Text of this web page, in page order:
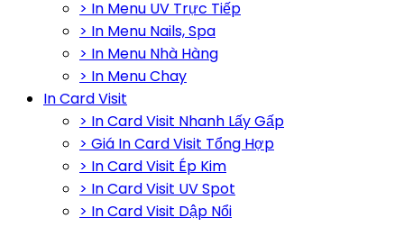
> In Menu UV Trực Tiếp
> In Menu Nails, Spa
> In Menu Nhà Hàng
> In Menu Chay
In Card Visit
> In Card Visit Nhanh Lấy Gấp
> Giá In Card Visit Tổng Hợp
> In Card Visit Ép Kim
> In Card Visit UV Spot
> In Card Visit Dập Nổi